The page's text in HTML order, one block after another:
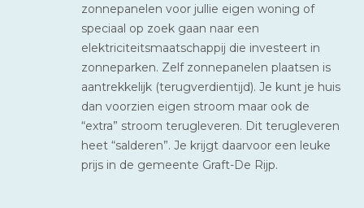
zonnepanelen voor jullie eigen woning of
speciaal op zoek gaan naar een
elektriciteitsmaatschappij die investeert in
zonneparken. Zelf zonnepanelen plaatsen is
aantrekkelijk (terugverdientijd). Je kunt je huis
dan voorzien eigen stroom maar ook de
“extra” stroom terugleveren. Dit terugleveren
heet “salderen”. Je krijgt daarvoor een leuke
prijs in de gemeente Graft-De Rijp.